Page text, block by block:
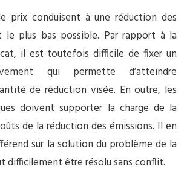
prix conduisent à une réduction des
le plus bas possible. Par rapport à la
il est toutefois difficile de fixer un
qui permette d’atteindre
de réduction visée. En outre, les
doivent supporter la charge de la
de la réduction des émissions. Il en
sur la solution du problème de la
difficilement être résolu sans conflit.